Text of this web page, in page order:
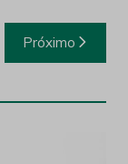
Próximo